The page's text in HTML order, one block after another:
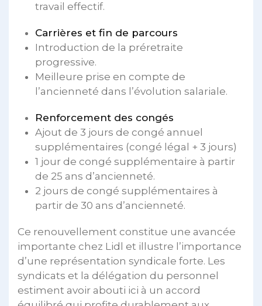
travail effectif.
Carrières et fin de parcours
Introduction de la préretraite
progressive.
Meilleure prise en compte de
l’ancienneté dans l’évolution salariale.
Renforcement des congés
Ajout de 3 jours de congé annuel
supplémentaires (congé légal + 3 jours)
1 jour de congé supplémentaire à partir
de 25 ans d’ancienneté.
2 jours de congé supplémentaires à
partir de 30 ans d’ancienneté.
Ce renouvellement constitue une avancée
importante chez Lidl et illustre l’importance
d’une représentation syndicale forte. Les
syndicats et la délégation du personnel
estiment avoir abouti ici à un accord